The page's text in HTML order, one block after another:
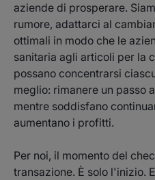
aziende di prosperare.
rumore, adattarci al
ottimali in modo che le
sanitaria agli articoli per la
possano concentrarsi
meglio: rimanere un passo
mentre soddisfano
aumentano i profitti.
Per noi, il momento del
transazione. È solo l'inizio.